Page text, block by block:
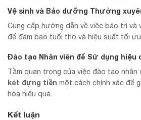
Vệ sinh và Bảo dưỡng Thường
Cung cấp hướng dẫn về việc bảo trì và
để đảm bảo tuổi thọ và hiệu suất tối ưu.
Đào tạo Nhân viên để Sử dụng hiệu
Tầm quan trọng của việc đào tạo nhân
két đựng tiền một cách chính xác để
hóa hiệu quả.
Kết luận